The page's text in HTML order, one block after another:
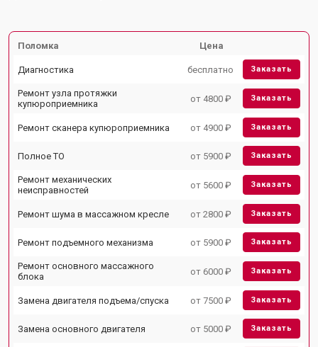
Поломка Цена
Диагностика бесплатно Заказать
Ремонт узла протяжки
купюроприемника
от 4800 ₽ Заказать
Ремонт сканера купюроприемника от 4900 ₽ Заказать
Полное ТО от 5900 ₽ Заказать
Ремонт механических
неисправностей
от 5600 ₽ Заказать
Ремонт шума в массажном кресле от 2800 ₽ Заказать
Ремонт подъемного механизма от 5900 ₽ Заказать
Ремонт основного массажного
блока
от 6000 ₽ Заказать
Замена двигателя подъема/спуска от 7500 ₽ Заказать
Замена основного двигателя от 5000 ₽ Заказать